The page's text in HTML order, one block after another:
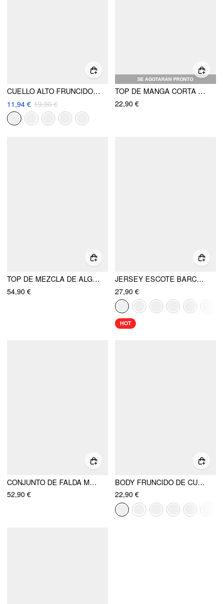
CUELLO ALTO FRUNCIDO MANGA CORTA CAMISETA DE MEZCLA DE ALGODÓN
11,94 € 19,90 €
SE AGOTARÁN PRONTO
TOP DE MANGA CORTA DE CUELLO ALTO Y ENCAJE CON DOBLADILLO ASIMÉTRICO DE MEZCLA DE ALGODÓN
22,90 €
TOP DE MEZCLA DE ALGODÓN ASIMÉTRICO FUERA DEL HOMBRO Y CONJUNTO DE FALDA MIDI CON DOBLADILLO BURBUJA
54,90 €
JERSEY ESCOTE BARCO FRUNCIDO CROP TOP
27,90 €
HOT
CONJUNTO DE FALDA MAXI LÁPIZ DE ALTA CINTURA CON PANEL DE ENCAJE JACQUARD Y TOP SIN MANGAS DE CUELLO ASIMÉTRICO
52,90 €
BODY FRUNCIDO DE CUELLO REDONDO SIN MANGAS
22,90 €